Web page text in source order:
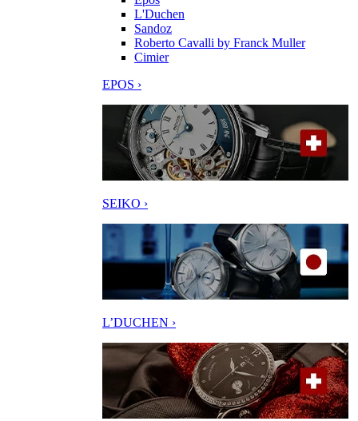
L'Duchen
Sandoz
Roberto Cavalli by Franck Muller
Cimier
EPOS ›
SEIKO ›
L’DUCHEN ›